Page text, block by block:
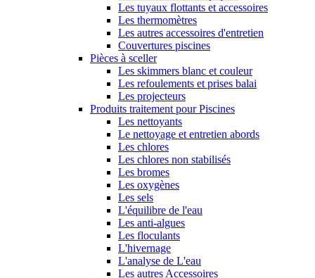
Les tuyaux flottants et accessoires
Les thermomètres
Les autres accessoires d'entretien
Couvertures piscines
Pièces à sceller
Les skimmers blanc et couleur
Les refoulements et prises balai
Les projecteurs
Produits traitement pour Piscines
Les nettoyants
Le nettoyage et entretien abords
Les chlores
Les chlores non stabilisés
Les bromes
Les oxygènes
Les sels
L'équilibre de l'eau
Les anti-algues
Les floculants
L'hivernage
L'analyse de L'eau
Les autres Accessoires